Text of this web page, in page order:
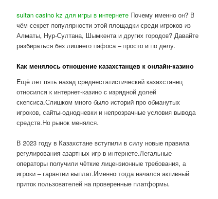
sultan casino kz для игры в интернете Почему именно он? В
чём секрет популярности этой площадки среди игроков из
Алматы, Нур-Султана, Шымкента и других городов? Давайте
разбираться без лишнего пафоса – просто и по делу.
Как менялось отношение казахстанцев к онлайн-казино
Ещё лет пять назад среднестатистический казахстанец
относился к интернет-казино с изрядной долей
скепсиса.Слишком много было историй про обманутых
игроков, сайты-однодневки и непрозрачные условия вывода
средств.Но рынок менялся.
В 2023 году в Казахстане вступили в силу новые правила
регулирования азартных игр в интернете.Легальные
операторы получили чёткие лицензионные требования, а
игроки – гарантии выплат.Именно тогда начался активный
приток пользователей на проверенные платформы.